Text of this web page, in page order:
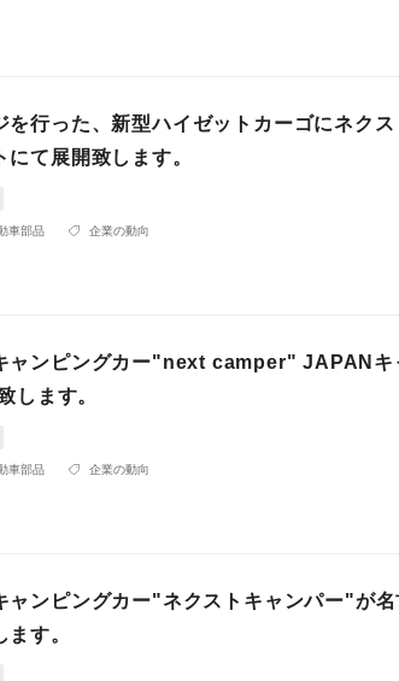
を行った、新型ハイゼットカーゴにネク
て展開致します。
車部品 企業の動向
ャンピングカー"next camper" JAPANキ
します。
車部品 企業の動向
ャンピングカー"ネクストキャンパー"が
す。